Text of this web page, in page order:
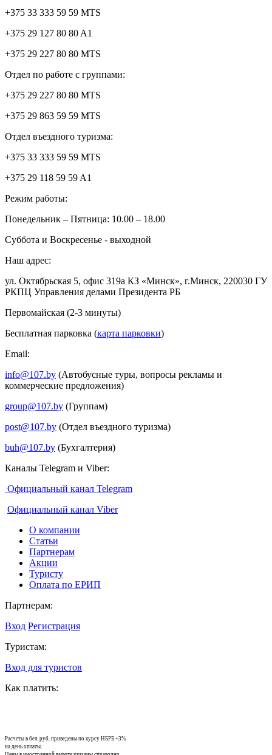
+375 33 333 59 59 MTS
+375 29 127 80 80 A1
+375 29 227 80 80 MTS
Отдел по работе с группами:
+375 29 227 80 80 MTS
+375 29 863 59 59 MTS
Отдел въездного туризма:
+375 33 333 59 59 MTS
+375 29 118 59 59 A1
Режим работы:
Понедельник – Пятница: 10.00 – 18.00
Суббота и Воскресенье - выходной
Наш адрес:
ул. Октябрьская 5, офис 319а КЗ «Минск», г.Минск, 220030 ГУ
РКПЦ Управления делами Президента РБ
Первомайская (2-3 минуты)
Бесплатная парковка (карта парковки)
Email:
info@107.by (Автобусные туры, вопросы рекламы и
коммерческие предложения)
group@107.by (Группам)
post@107.by (Отдел въездного туризма)
buh@107.by (Бухгалтерия)
Каналы Telegram и Viber:
Официальный канал Telegram
Официальный канал Viber
О компании
Статьи
Партнерам
Акции
Туристу
Оплата по ЕРИП
Партнерам:
Вход Регистрация
Туристам:
Вход для туристов
Как платить:
Расчеты в бел. руб. приведены по курсу НБРБ +3%
на день оплаты.